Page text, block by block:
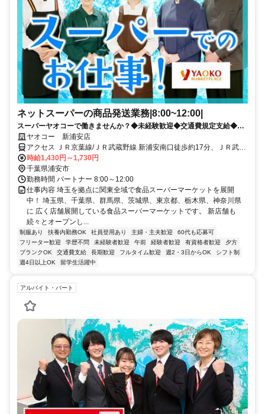
ネットスーパーの商品発送業務|8:00~12:00|
スーパーヤオコーで働きませんか？◆未経験歓迎◆交通費規定支給◆福
利厚生充実◆土日・水曜歓迎
ヤオコー 新浦安店
アクセス ＪＲ京葉線/ＪＲ武蔵野線 新浦安南口徒歩約17分、ＪＲ武蔵
野線 市川塩浜北口徒歩約41分、ＪＲ京葉線 市川塩浜北口徒歩約41分
JR京葉線 新浦安駅より徒歩17分 車通勤不可 バイク通勤 OK 自転車通
勤 OK
時給1,430円～1,730円
千葉県浦安市
勤務時間 パートナー 8:00～12:00
仕事内容 埼玉を拠点に関東全域で食品スーパーマーケットを展開
中！ 埼玉県、千葉県、群馬県、茨城県、東京都、栃木県、神奈川県
に 広く店舗展開している食品スーパーマーケットです。 新店舗も
続々とオープンし...
制服あり 扶養内勤務OK 社員登用あり 主婦・主夫歓迎
60代も応募可
フリーター歓迎
学歴不問 未経験者歓迎 午前 経験者歓迎 有資格者歓迎
夕方
ブランクOK
交通費支給 長期歓迎 フルタイム歓迎 週2・3日からOK
シフト制
週4日以上OK
留学生活躍中
アルバイト・パート